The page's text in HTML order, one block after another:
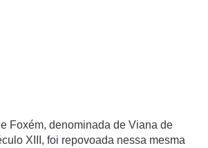
Foxém, denominada de Viana de
XIII, foi repovoada nessa mesma